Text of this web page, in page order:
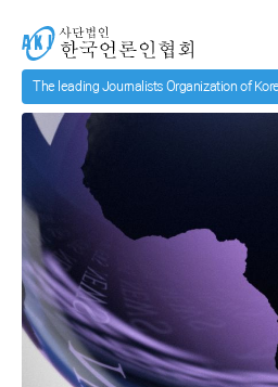
사단법인 한국언론인협회